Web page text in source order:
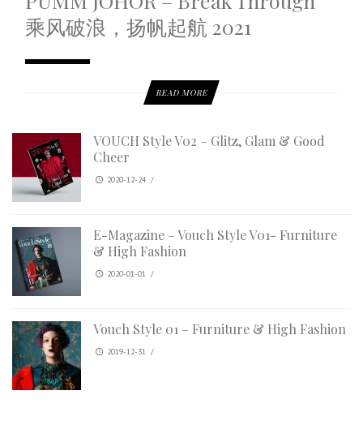
乘风破浪，扬帆起航 2021
READ MORE
VOUCH Style V02 – Glitz, Glam & Good
Cheer
2020-12-24 /
E-Magazine – Vouch Style V01- Furniture
& High Fashion
2020-01-01 /
Vouch Style 01 – Furniture & High Fashion
2019-12-31 /